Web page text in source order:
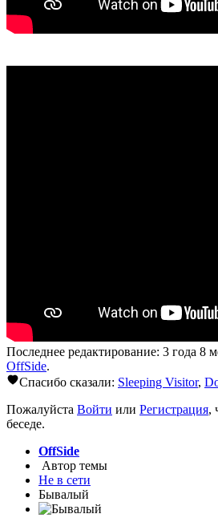
Последнее редактирование: 3 года 8
OffSide.
Спасибо сказали: Sleeping Visitor,
Пожалуйста Войти или Регистрация,
беседе.
OffSide
Автор темы
Не в сети
Бывалый